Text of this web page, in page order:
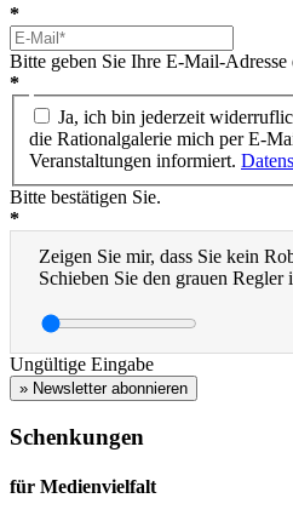
*
Bitte geben Sie Ihre E-Mail-Adresse
*
Ja, ich bin jederzeit
die Rationalgalerie mich per E-
Veranstaltungen informiert.
Bitte bestätigen Sie.
*
Zeigen Sie mir, dass Sie kein
Schieben Sie den grauen
Ungültige Eingabe
» Newsletter abonnieren
Schenkungen
für Medienvielfalt